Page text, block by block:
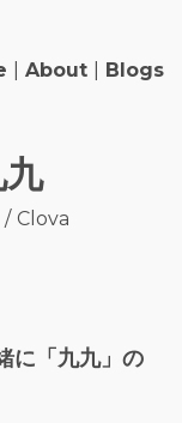
About Blogs
Clova
に「九九」の